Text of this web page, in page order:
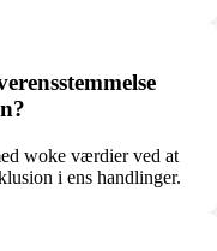
woke værdier ved at
i ens handlinger.